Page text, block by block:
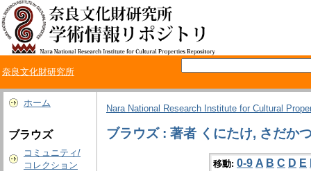
奈良文化財研究所
ホーム
ブラウズ
コミュニティ/
コレクション
Nara National Research Institute for Cultural
ブラウズ : 著者 くにたけ, さだか
移動: 0-9 A B C D E